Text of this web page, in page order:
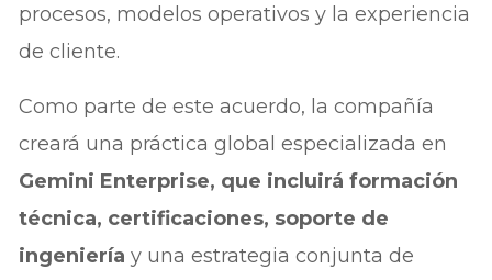
procesos, modelos operativos y la experiencia
de cliente.
Como parte de este acuerdo, la compañía
creará una práctica global especializada en
Gemini Enterprise, que incluirá formación
técnica, certificaciones, soporte de
ingeniería y una estrategia conjunta de